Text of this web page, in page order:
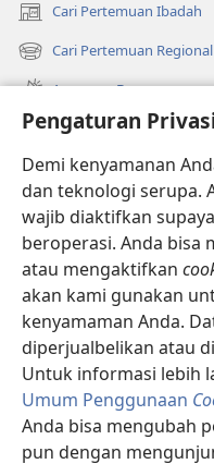
Pengaturan
Demi kenyamanan
dan teknologi serupa.
wajib diaktifkan
beroperasi. Anda bisa
atau mengaktifkan
akan kami gunakan
kenyamaman Anda.
diperjualbelikan atau
Untuk informasi lebih
Umum Penggunaan
Anda bisa mengubah
pun dengan
Cari Pertemuan Ibadah
(terbuka
di
window
baru)
Cari Pertemuan Regional
(terbuka
di
baru)
Apa yang Baru
Video
Cari
Sumbangan
(terbuka
di
window
baru)
PERPUSTAKAAN
(terbuka
di
window
baru)
JW Hub ®
(terbuka
di
window
baru)
Copyright© 2026 Watch